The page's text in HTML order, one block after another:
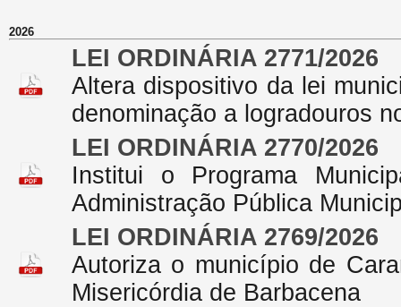
2026
LEI ORDINÁRIA 2771/2026
Altera dispositivo da lei
denominação a logradouros
LEI ORDINÁRIA 2770/2026
Institui o Programa
Administração Pública
LEI ORDINÁRIA 2769/2026
Autoriza o município de
Misericórdia de Barbacena